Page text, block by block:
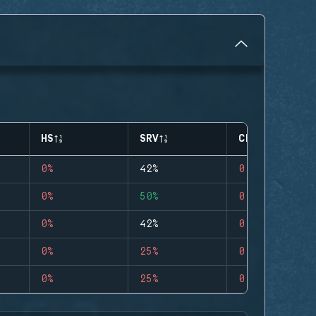
HS SRV CLUTCHES
0% 42% 0
0% 50% 0
0% 42% 0
0% 25% 0
0% 25% 0